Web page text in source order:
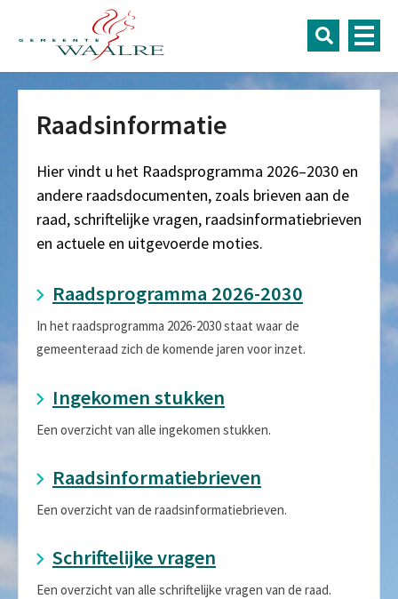
Raadsinformatie
Hier vindt u het Raadsprogramma 2026–2030 en
andere raadsdocumenten, zoals brieven aan de
raad, schriftelijke vragen, raadsinformatiebrieven
en actuele en uitgevoerde moties.
Raadsprogramma 2026-2030
In het raadsprogramma 2026-2030 staat waar de
gemeenteraad zich de komende jaren voor inzet.
Ingekomen stukken
Een overzicht van alle ingekomen stukken.
Raadsinformatiebrieven
Een overzicht van de raadsinformatiebrieven.
Schriftelijke vragen
Een overzicht van alle schriftelijke vragen van de raad.